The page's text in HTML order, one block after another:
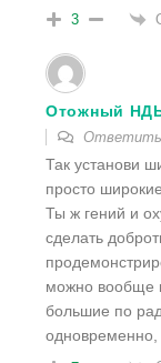
3
Отожный
Так установи
просто
Ты ж гений и
сделать
можно вообще
большие по